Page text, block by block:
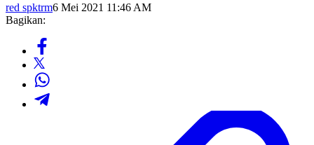
red spktrm6 Mei 2021 11:46 AM
Bagikan: